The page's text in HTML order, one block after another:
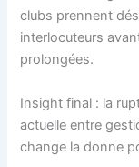
clubs prennent
interlocuteurs
prolongées.
Insight final : la
actuelle entre
change la donne